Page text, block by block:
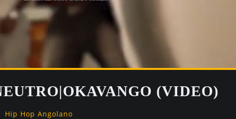
(VIDEO)
Hip Hop Angolano